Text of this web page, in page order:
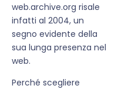
web.archive.org risale
infatti al 2004, un
segno evidente della
sua lunga presenza nel
web.
Perché scegliere